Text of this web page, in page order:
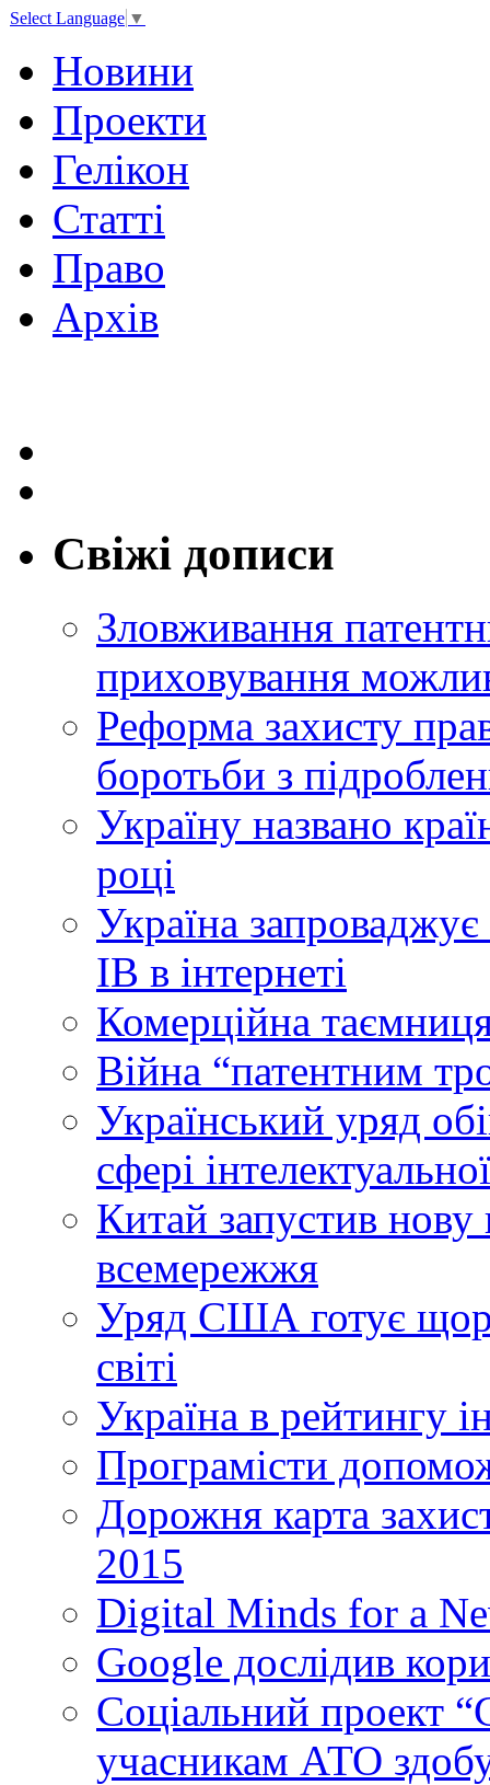
Select Language ▼
Новини
Проекти
Гелікон
Статті
Право
Архів
Свіжі дописи
Зловживання
приховування
Реформа захисту
боротьби з
Україну названо
році
Україна
ІВ в інтернеті
Комерційна
Війна “патентним
Український уряд
сфері
Китай запустив
всемережжя
Уряд США готує
світі
Україна в рейтингу
Програмісти
Дорожня карта
2015
Digital Minds for a
Google дослідив
Cоціальний проект
учасникам АТО